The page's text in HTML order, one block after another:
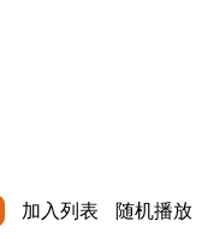
加入列表 随机播放